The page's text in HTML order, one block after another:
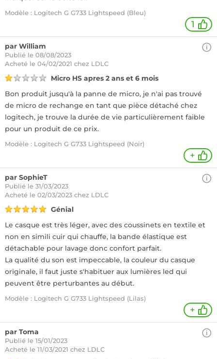
Modèle : Logitech G G733 Lightspeed (Bleu)
1
par William
Publié le 08/08/2023
Acheté le 04/02/2021 chez LDLC
Micro HS apres 2 ans et 6 mois
Bon produit jusqu'à la panne de micro, je n'ai pas trouvé
de micro de rechange en tant que pièce détaché chez
logitech, je trouve la durée de vie particulièrement faible
pour un produit de ce prix.
Modèle : Logitech G G733 Lightspeed (Noir)
+
par SophieT
Publié le 31/03/2023
Acheté le 02/03/2023 chez LDLC
Génial
Le casque est très léger, avec des coussinets en textile et
non en simili cuir qui chauffe, la bande élastique est
détachable pour lavage donc confort parfait.
La qualité du son est impeccable, la couleur du casque
originale, il faut juste s'habituer aux lumières led qui
peuvent être perturbantes au début.
Modèle : Logitech G G733 Lightspeed (Lilas)
+
par Toma
Publié le 15/01/2023
Acheté le 11/03/2021 chez LDLC